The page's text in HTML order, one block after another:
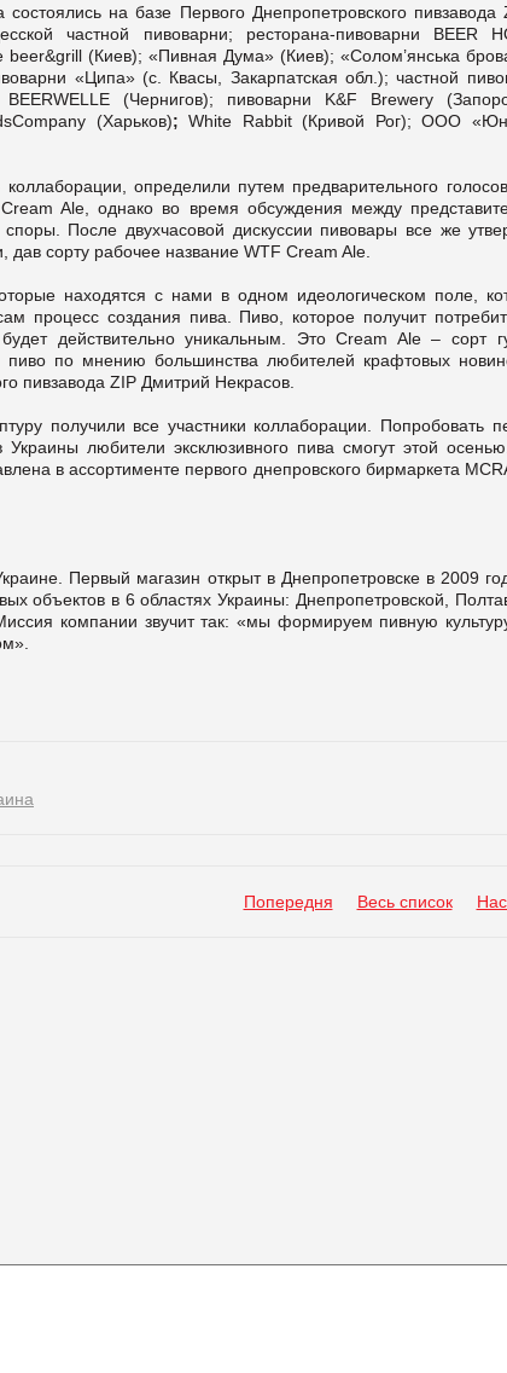
на базе Первого Днепропетровского пивзавода
частной пивоварни; ресторана-пивоварни BEER
(Киев); «Пивная Дума» (Киев); «Солом’янська
«Ципа» (с. Квасы, Закарпатская обл.); частной
(Чернигов); пивоварни K&F Brewery
(Харьков); White Rabbit (Кривой Рог); ООО
определили путем предварительного
Ale, однако во время обсуждения между
После двухчасовой дискуссии пивовары все же
сорту рабочее название WTF Cream Ale.
находятся с нами в одном идеологическом поле,
процесс создания пива. Пиво, которое получит
действительно уникальным. Это Cream Ale – сорт
по мнению большинства любителей крафтовых
пивзавода ZIP Дмитрий Некрасов.
получили все участники коллаборации. Попробовать
любители эксклюзивного пива смогут этой
в ассортименте первого днепровского бирмаркета
Первый магазин открыт в Днепропетровске в 2009
объектов в 6 областях Украины: Днепропетровской,
компании звучит так: «мы формируем пивную
Попередня Весь список